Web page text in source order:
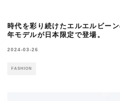
時代を彩り続けたエルエルビー
年モデルが日本限定で登場。
2024-03-26
FASHION